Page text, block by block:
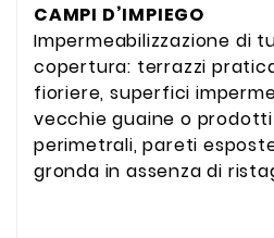
CAMPI D’IMPIEGO
Impermeabilizzazione di
copertura: terrazzi
fioriere, superfici
vecchie guaine o
perimetrali, pareti
gronda in assenza di